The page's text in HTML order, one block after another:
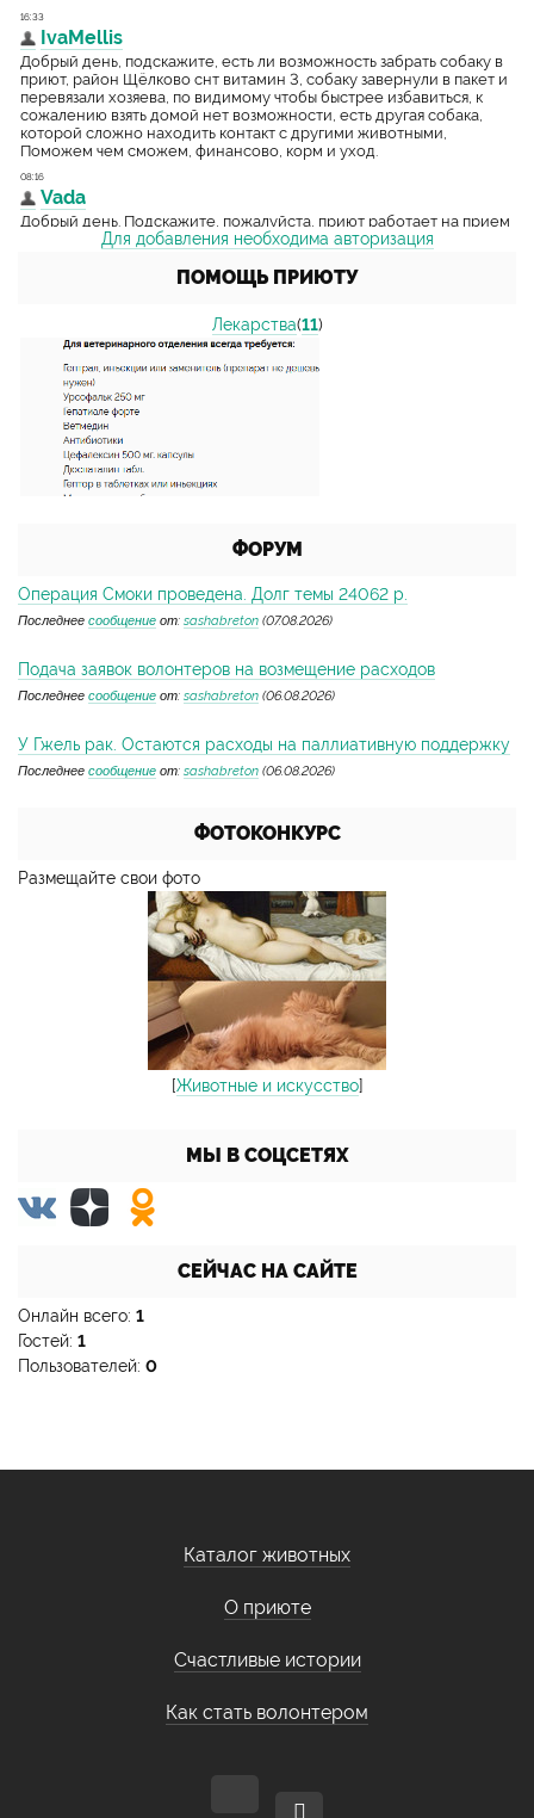
Для добавления необходима авторизация
ПОМОЩЬ ПРИЮТУ
Лекарства(11)
ФОРУМ
Операция Смоки проведена. Долг темы 24062 р.
Последнее сообщение от: sashabreton (07.08.2026)
Подача заявок волонтеров на возмещение расходов
Последнее сообщение от: sashabreton (06.08.2026)
У Гжель рак. Остаются расходы на паллиативную поддержку
Последнее сообщение от: sashabreton (06.08.2026)
ФОТОКОНКУРС
Размещайте свои фото
[Животные и искусство]
МЫ В СОЦСЕТЯХ
СЕЙЧАС НА САЙТЕ
Онлайн всего: 1
Гостей: 1
Пользователей: 0
Каталог животных
О приюте
Счастливые истории
Как стать волонтером